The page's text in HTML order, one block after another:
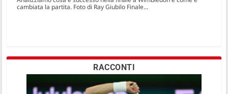
cambiata la partita. Foto di Ray Giubilo Finale...
RACCONTI